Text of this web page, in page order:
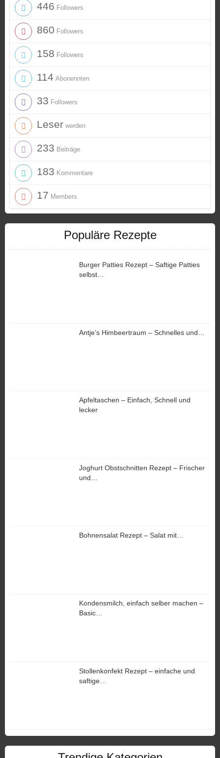
446 Followers
860 Followers
158 Followers
114 Abonennten
33 Followers
Leser werden
233 Beiträge
183 Kommentare
17 Members
Populäre Rezepte
Burger Patties Rezept – Saftige Patties
selbst…
Antje’s Himbeertraum – Schnelles und…
Apfeltaschen – Einfach, Schnell und
lecker
Joghurt Obstschnitten Rezept – Frischer
und…
Bohnensalat Rezept – Salat mit…
Kondensmilch, einfach selber machen –
Basic…
Stollenkonfekt Rezept – einfache und
saftige…